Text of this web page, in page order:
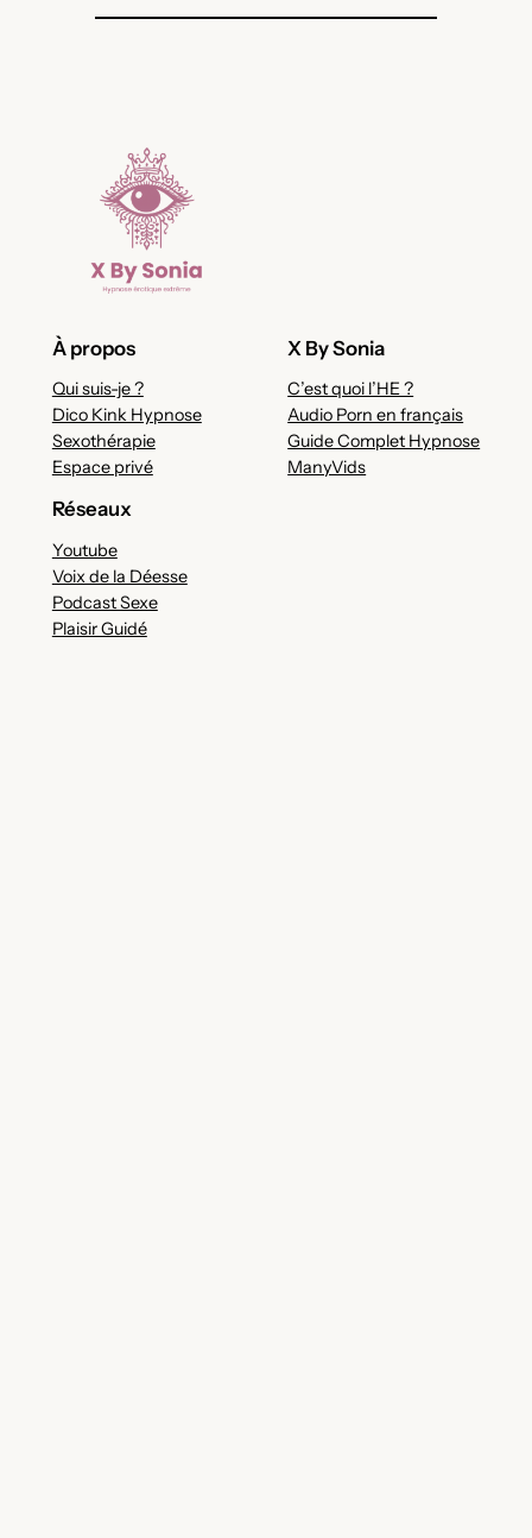
À propos
Qui suis-je ?
Dico Kink Hypnose
Sexothérapie
Espace privé
X By Sonia
C’est quoi l’HE ?
Audio Porn en français
Guide Complet Hypnose
ManyVids
Réseaux
Youtube
Voix de la Déesse
Podcast Sexe
Plaisir Guidé